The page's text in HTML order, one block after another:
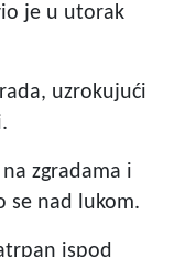
je u utorak
uzrokujući
zgradama i
se nad lukom.
ispod